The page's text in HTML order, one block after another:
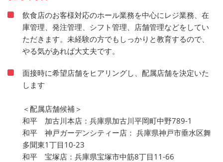
飲食店のお客様対応のホール業務を中心にレジ業務、在
庫管理、発注管理、シフト管理、店舗管理などをしてい
ただきます。未経験の方でもしっかりと教育するので、
やる気があれば大丈夫です。
面接時に希望店舗をヒアリングし、配属店舗を決定いた
します
＜配属店舗候補＞
和平 加古川本店：兵庫県加古川平岡町中野789-1
和平 神戸ガーデンシティー店： 兵庫県神戸市垂水区舞
多聞東1丁目10-23
和平 宝塚店：兵庫県宝塚市中筋8丁目11-66